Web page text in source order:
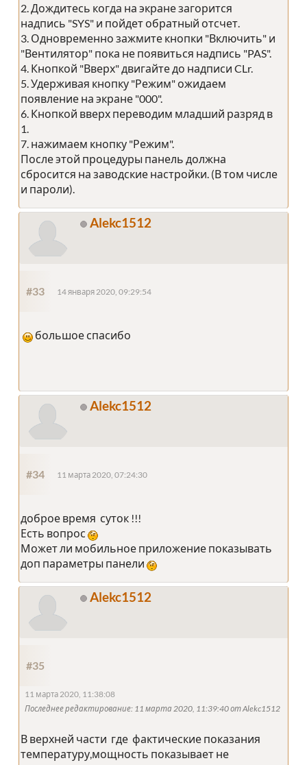
2. Дождитесь когда на экране загорится
надпись "SYS" и пойдет обратный отсчет.
3. Одновременно зажмите кнопки "Включить" и
"Вентилятор" пока не появиться надпись "PAS".
4. Кнопкой "Вверх" двигайте до надписи CLr.
5. Удерживая кнопку "Режим" ожидаем
появление на экране "000".
6. Кнопкой вверх переводим младший разряд в
1.
7. нажимаем кнопку "Режим".
После этой процедуры панель должна
сбросится на заводские настройки. (В том числе
и пароли).
Alekc1512
#33 14 января 2020, 09:29:54
большое спасибо
Alekc1512
#34 11 марта 2020, 07:24:30
доброе время суток !!!
Есть вопрос
Может ли мобильное приложение показывать
доп параметры панели
Alekc1512
#35
11 марта 2020, 11:38:08
Последнее редактирование: 11 марта 2020, 11:39:40 от Alekc1512
В верхней части где фактические показания
температуру,мощность показывает не